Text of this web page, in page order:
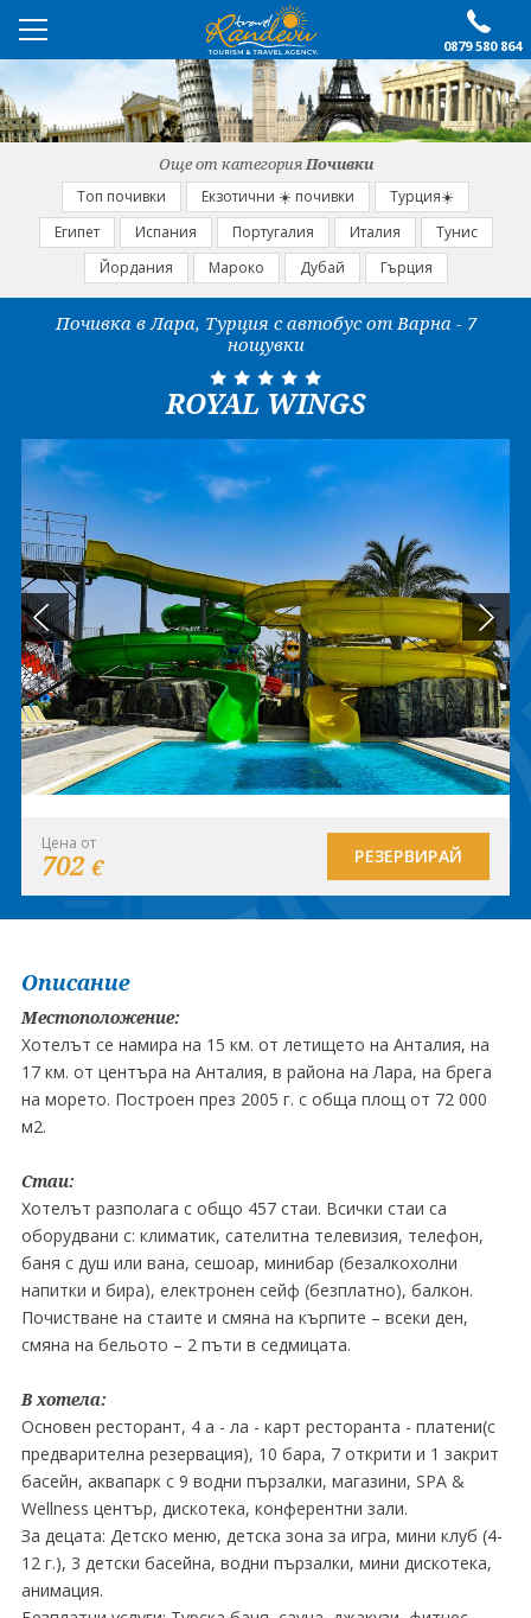
0879 580 864
ПРЕПОРЪЧАНО
ЕКСКУРЗИИ
ПОЧИВКИ
За нас
Форма за запитване
Условия за записване
Документи
ПОСЛЕДВАЙТЕ НИ
Още от категорияПочивки
Топ почивки Екзотични ☀️ почивки
Турция☀️
Египет
Испания Португалия Италия
Тунис
Йордания
Мароко Дубай Гърция
Почивка в Лара, Турция с автобус от Варна - 7
нощувки
ROYAL WINGS
РЕЗЕРВИРАЙ
Цена от
702 €
Описание
Местоположение:
Хотелът се намира на 15 км. от летището на Анталия, на
17 км. от центъра на Анталия, в района на Лара, на брега
на морето. Построен през 2005 г. с обща площ от 72 000
м2.
Стаи:
Хотелът разполага с общо 457 стаи. Всички стаи са
оборудвани с: климатик, сателитна телевизия, телефон,
баня с душ или вана, сешоар, минибар (безалкохолни
напитки и бира), електронен сейф (безплатно), балкон.
Почистване на стаите и смяна на кърпите – всеки ден,
смяна на бельото – 2 пъти в седмицата.
В хотела:
Основен ресторант, 4 a - лa - карт ресторанта - платени(с
предварителна резервация), 10 бара, 7 открити и 1 закрит
басейн, аквапарк с 9 водни пързалки, магазини, SPA &
Wellness център, дискотека, конферентни зали.
За децата: Детско меню, детска зона за игра, мини клуб (4-
12 г.), 3 детски басейна, водни пързалки, мини дискотека,
анимация.